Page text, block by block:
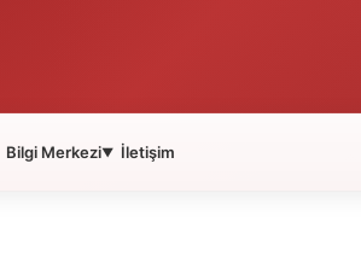
Bilgi Merkezi▼ İletişim